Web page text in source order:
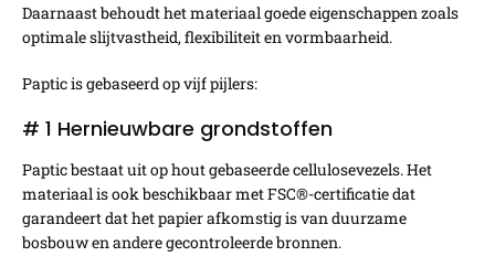
Daarnaast behoudt het materiaal goede eigenschappen zoals
optimale slijtvastheid, flexibiliteit en vormbaarheid.
Paptic is gebaseerd op vijf pijlers:
# 1 Hernieuwbare grondstoffen
Paptic bestaat uit op hout gebaseerde cellulosevezels. Het
materiaal is ook beschikbaar met FSC®-certificatie dat
garandeert dat het papier afkomstig is van duurzame
bosbouw en andere gecontroleerde bronnen.